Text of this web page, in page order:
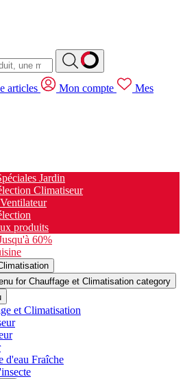
articles Mon compte
Mes
Jardin
Climatiseur
produits
60%
for Chauffage et Climatisation category
et Climatisation
d'eau Fraîche